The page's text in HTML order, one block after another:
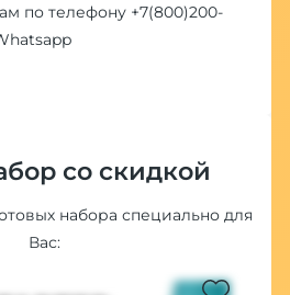
по телефону +7(800)200-
со скидкой
набора специально для
Вас: